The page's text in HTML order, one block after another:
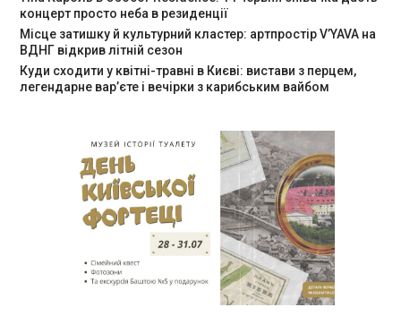
концерт просто неба в резиденції
Місце затишку й культурний кластер: артпростір V’YAVA на
ВДНГ відкрив літній сезон
Куди сходити у квітні-травні в Києві: вистави з перцем,
легендарне вар’єте і вечірки з карибським вайбом